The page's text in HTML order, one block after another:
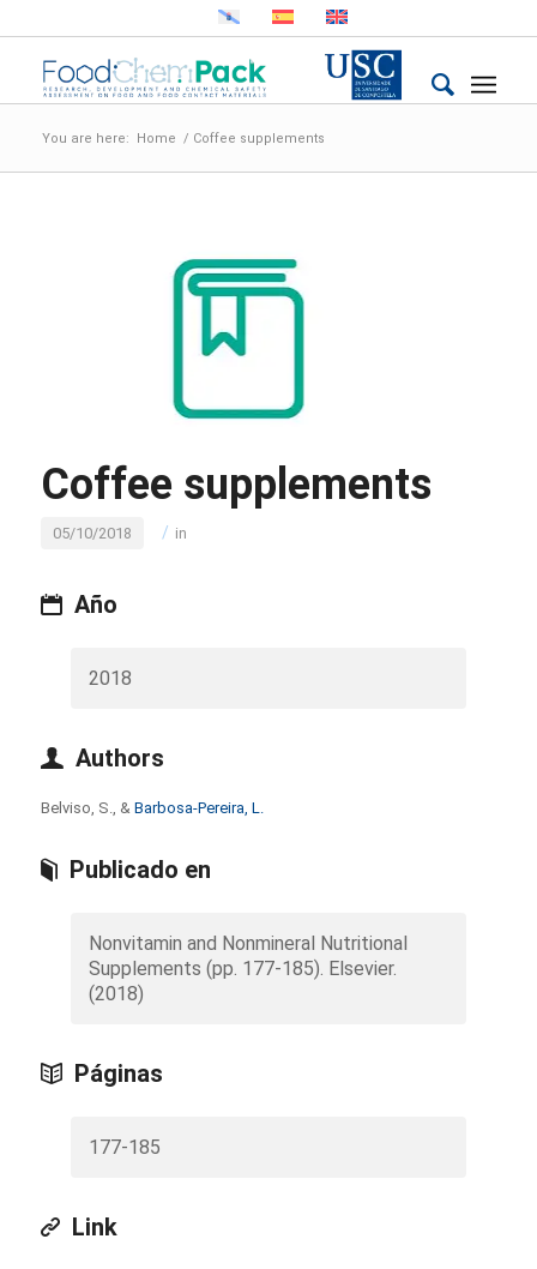
You are here: Home / Coffee supplements
Coffee supplements
05/10/2018 / in
Año
2018
Authors
Belviso, S., & Barbosa-Pereira, L.
Publicado en
Nonvitamin and Nonmineral Nutritional
Supplements (pp. 177-185). Elsevier.
(2018)
Páginas
177-185
Link